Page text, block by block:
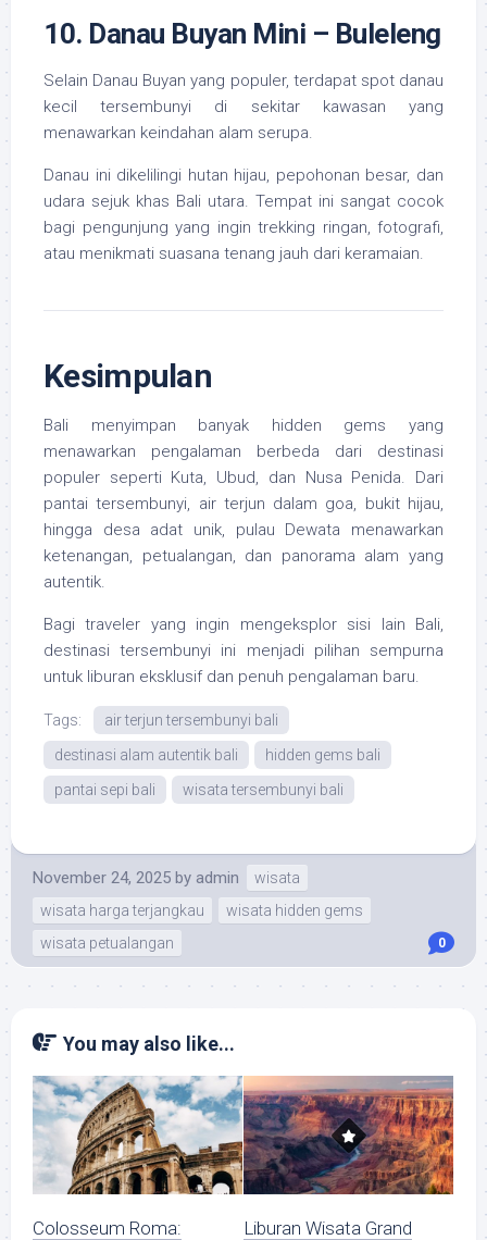
10. Danau Buyan Mini – Buleleng
Selain Danau Buyan yang populer, terdapat spot danau
kecil tersembunyi di sekitar kawasan yang
menawarkan keindahan alam serupa.
Danau ini dikelilingi hutan hijau, pepohonan besar, dan
udara sejuk khas Bali utara. Tempat ini sangat cocok
bagi pengunjung yang ingin trekking ringan, fotografi,
atau menikmati suasana tenang jauh dari keramaian.
Kesimpulan
Bali menyimpan banyak hidden gems yang
menawarkan pengalaman berbeda dari destinasi
populer seperti Kuta, Ubud, dan Nusa Penida. Dari
pantai tersembunyi, air terjun dalam goa, bukit hijau,
hingga desa adat unik, pulau Dewata menawarkan
ketenangan, petualangan, dan panorama alam yang
autentik.
Bagi traveler yang ingin mengeksplor sisi lain Bali,
destinasi tersembunyi ini menjadi pilihan sempurna
untuk liburan eksklusif dan penuh pengalaman baru.
Tags:
air terjun tersembunyi bali
destinasi alam autentik bali
hidden gems bali
pantai sepi bali
wisata tersembunyi bali
November 24, 2025 by admin
wisata
wisata harga terjangkau
wisata hidden gems
wisata petualangan
0
You may also like...
Colosseum Roma:
Liburan Wisata Grand